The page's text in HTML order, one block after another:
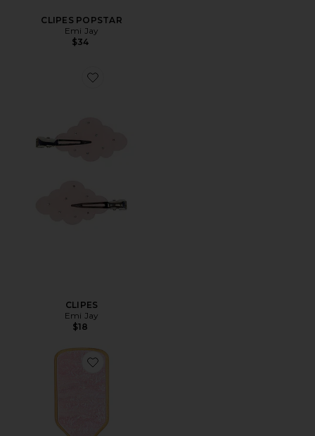
CLIPES POPSTAR
Emi Jay
$34
Favorite CLIPES
CLIPES
Emi Jay
$18
Favorite ESCOVA RAQUETE BAMBOO